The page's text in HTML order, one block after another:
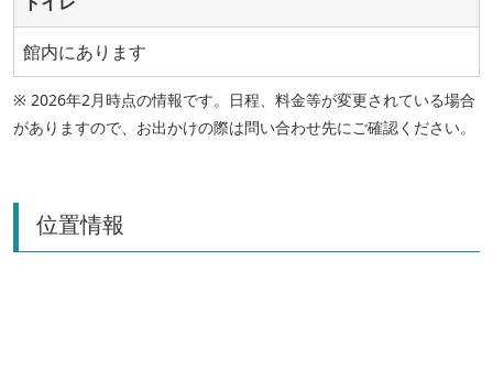
館内にあります
※ 2026年2月時点の情報です。日程、料金等が変更されている場合
がありますので、お出かけの際は問い合わせ先にご確認ください。
位置情報